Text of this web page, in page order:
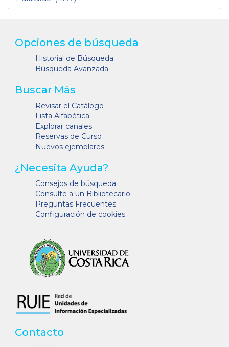
Opciones de búsqueda
Historial de Búsqueda
Búsqueda Avanzada
Buscar Más
Revisar el Catálogo
Lista Alfabética
Explorar canales
Reservas de Curso
Nuevos ejemplares
¿Necesita Ayuda?
Consejos de búsqueda
Consulte a un Bibliotecario
Preguntas Frecuentes
Configuración de cookies
Contacto